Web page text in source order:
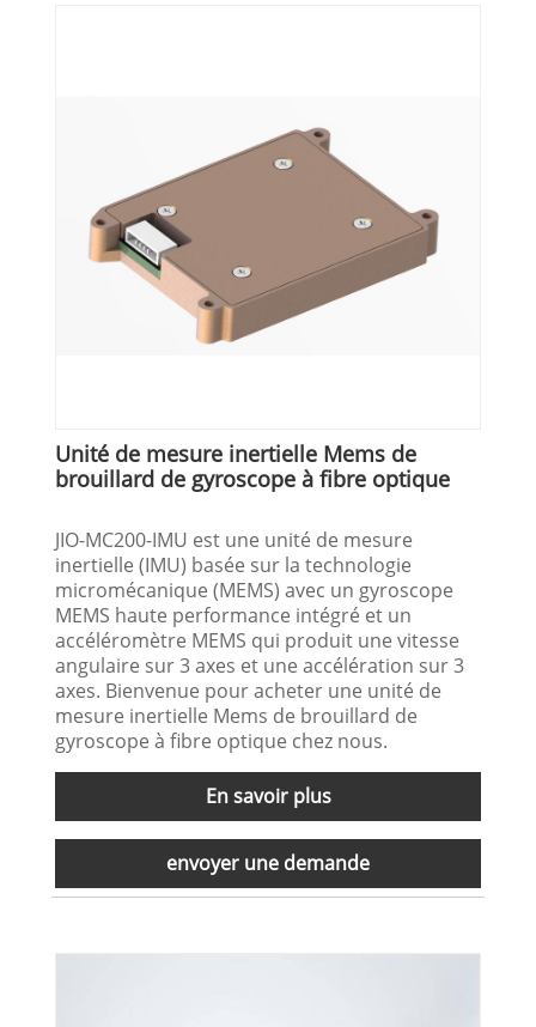
Unité de mesure inertielle Mems de
brouillard de gyroscope à fibre optique
JIO-MC200-IMU est une unité de mesure
inertielle (IMU) basée sur la technologie
micromécanique (MEMS) avec un gyroscope
MEMS haute performance intégré et un
accéléromètre MEMS qui produit une vitesse
angulaire sur 3 axes et une accélération sur 3
axes. Bienvenue pour acheter une unité de
mesure inertielle Mems de brouillard de
gyroscope à fibre optique chez nous.
En savoir plus
envoyer une demande